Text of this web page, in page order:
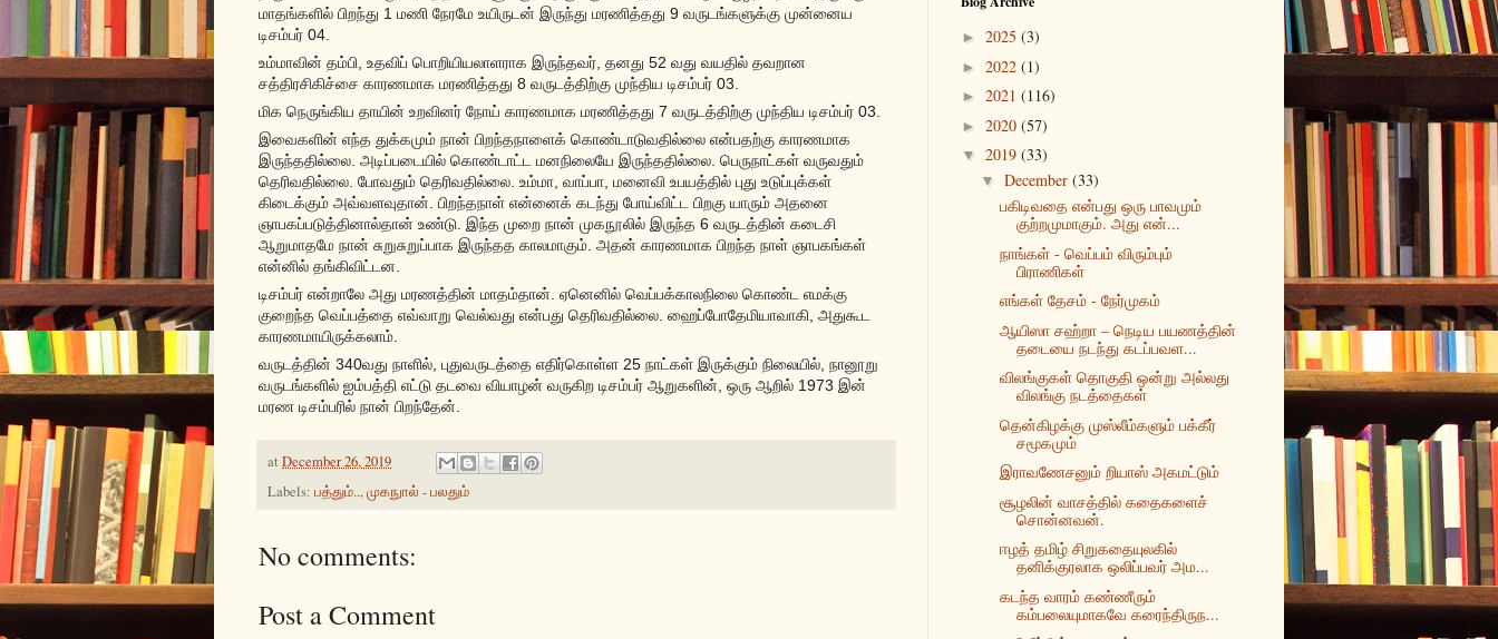
மாதங்களில் பிறந்து 1 மணி நேரமே உயிருடன் இருந்து மரணித்தது 9 வருடங்களுக்கு முன்னைய
டிசம்பர் 04.
உம்மாவின் தம்பி, உதவிப் பொறியியலாளராக இருந்தவர், தனது 52 வது வயதில் தவறான
சத்திரசிகிச்சை காரணமாக மரணித்தது 8 வருடத்திற்கு முந்திய டிசம்பர் 03.
மிக நெருங்கிய தாயின் உறவினர் நோய் காரணமாக மரணித்தது 7 வருடத்திற்கு முந்திய டிசம்பர் 03.
இவைகளின் எந்த துக்கமும் நான் பிறந்தநாளைக் கொண்டாடுவதில்லை என்பதற்கு காரணமாக
இருந்ததில்லை. அடிப்படையில் கொண்டாட்ட மனநிலையே இருந்ததில்லை. பெருநாட்கள் வருவதும்
தெரிவதில்லை. போவதும் தெரிவதில்லை. உம்மா, வாப்பா, மனைவி உபயத்தில் புது உடுப்புக்கள்
கிடைக்கும் அவ்வளவுதான். பிறந்தநாள் என்னைக் கடந்து போய்விட்ட பிறகு யாரும் அதனை
ஞாபகப்படுத்தினால்தான் உண்டு. இந்த முறை நான் முகநூலில் இருந்த 6 வருடத்தின் கடைசி
ஆறுமாதமே நான் சுறுசுறுப்பாக இருந்தத காலமாகும். அதன் காரணமாக பிறந்த நாள் ஞாபகங்கள்
என்னில் தங்கிவிட்டன.
டிசம்பர் என்றாலே அது மரணத்தின் மாதம்தான். ஏனெனில் வெப்பக்காலநிலை கொண்ட எமக்கு
குறைந்த வெப்பத்தை எவ்வாறு வெல்வது என்பது தெரிவதில்லை. ஹைப்போதேமியாவாகி, அதுகூட
காரணமாயிருக்கலாம்.
வருடத்தின் 340வது நாளில், புதுவருடத்தை எதிர்கொள்ள 25 நாட்கள் இருக்கும் நிலையில், நானூறு
வருடங்களில் ஐம்பத்தி எட்டு தடவை வியாழன் வருகிற டிசம்பர் ஆறுகளின், ஒரு ஆறில் 1973 இன்
மரண டிசம்பரில் நான் பிறந்தேன்.
at December 26, 2019
Labels: பத்தும்..,முகநுால் - பலதும்
No comments:
Post a Comment
► 2025 (3)
► 2022 (1)
► 2021 (116)
► 2020 (57)
▼ 2019 (33)
▼ December (33)
பகிடிவதை என்பது ஒரு பாவமும்
குற்றமுமாகும். அது என்...
நாங்கள் - வெப்பம் விரும்பும்
பிராணிகள்
எங்கள் தேசம் - நேர்முகம்
ஆயிஸா சஹ்றா – நெடிய பயணத்தின்
தடையை நடந்து கடப்பவள...
விலங்குகள் தொகுதி ஒன்று அல்லது
விலங்கு நடத்தைகள்
தென்கிழக்கு முஸ்லீம்களும் பக்கீர்
சமூகமும்
இராவணேசனும் றியாஸ் அகமட்டும்
சூழலின் வாசத்தில் கதைகளைச்
சொன்னவன்.
ஈழத் தமிழ் சிறுகதையுலகில்
தனிக்குரலாக ஒலிப்பவர் அம...
கடந்த வாரம் கண்ணீரும்
கம்பலையுமாகவே கரைந்திருந...